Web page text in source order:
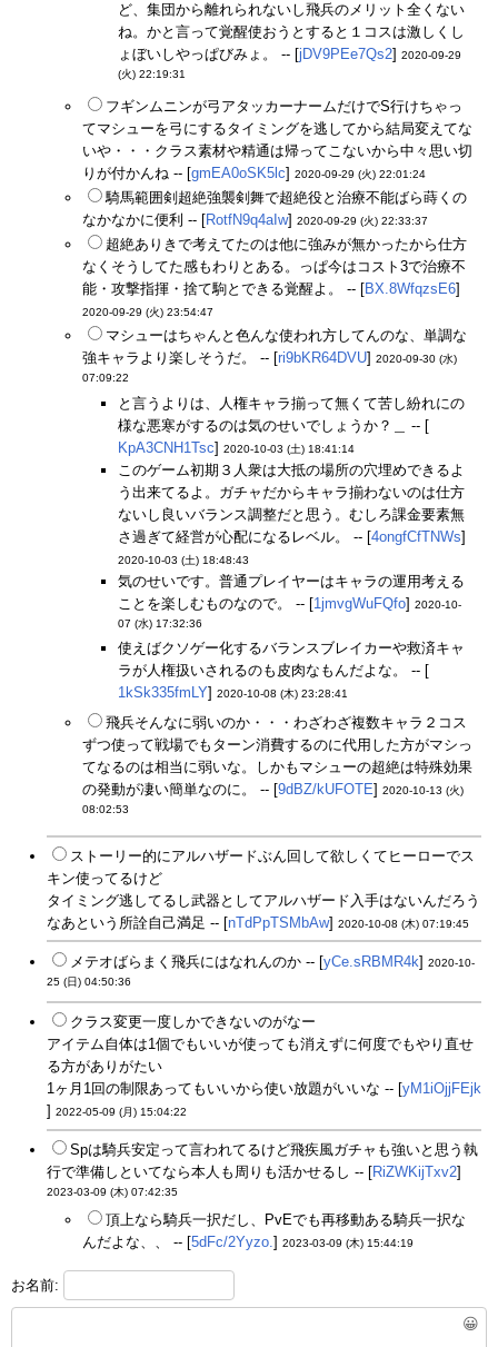
ど、集団から離れられないし飛兵のメリット全くない
ね。かと言って覚醒使おうとすると１コスは激しくし
ょぼいしやっぱびみょ。 -- [jDV9PEe7Qs2] 2020-09-29
(火) 22:19:31
フギンムニンが弓アタッカーナームだけでS行けちゃっ
てマシューを弓にするタイミングを逃してから結局変えてな
いや・・・クラス素材や精通は帰ってこないから中々思い切
りが付かんね -- [gmEA0oSK5lc] 2020-09-29 (火) 22:01:24
騎馬範囲剣超絶強襲剣舞で超絶役と治療不能ばら蒔くの
なかなかに便利 -- [RotfN9q4aIw] 2020-09-29 (火) 22:33:37
超絶ありきで考えてたのは他に強みが無かったから仕方
なくそうしてた感もわりとある。っぱ今はコスト3で治療不
能・攻撃指揮・捨て駒とできる覚醒よ。 -- [BX.8WfqzsE6]
2020-09-29 (火) 23:54:47
マシューはちゃんと色んな使われ方してんのな、単調な
強キャラより楽しそうだ。 -- [ri9bKR64DVU] 2020-09-30 (水)
07:09:22
と言うよりは、人権キャラ揃って無くて苦し紛れにの
様な悪寒がするのは気のせいでしょうか？＿ -- [
KpA3CNH1Tsc] 2020-10-03 (土) 18:41:14
このゲーム初期３人衆は大抵の場所の穴埋めできるよ
う出来てるよ。ガチャだからキャラ揃わないのは仕方
ないし良いバランス調整だと思う。むしろ課金要素無
さ過ぎて経営が心配になるレベル。 -- [4ongfCfTNWs]
2020-10-03 (土) 18:48:43
気のせいです。普通プレイヤーはキャラの運用考える
ことを楽しむものなので。 -- [1jmvgWuFQfo] 2020-10-
07 (水) 17:32:36
使えばクソゲー化するバランスブレイカーや救済キャ
ラが人権扱いされるのも皮肉なもんだよな。 -- [
1kSk335fmLY] 2020-10-08 (木) 23:28:41
飛兵そんなに弱いのか・・・わざわざ複数キャラ２コス
ずつ使って戦場でもターン消費するのに代用した方がマシっ
てなるのは相当に弱いな。しかもマシューの超絶は特殊効果
の発動が凄い簡単なのに。 -- [9dBZ/kUFOTE] 2020-10-13 (火)
08:02:53
ストーリー的にアルハザードぶん回して欲しくてヒーローでス
キン使ってるけど
タイミング逃してるし武器としてアルハザード入手はないんだろう
なあという所詮自己満足 -- [nTdPpTSMbAw] 2020-10-08 (木) 07:19:45
メテオばらまく飛兵にはなれんのか -- [yCe.sRBMR4k] 2020-10-
25 (日) 04:50:36
クラス変更一度しかできないのがなー
アイテム自体は1個でもいいが使っても消えずに何度でもやり直せ
る方がありがたい
1ヶ月1回の制限あってもいいから使い放題がいいな -- [yM1iOjjFEjk
] 2022-05-09 (月) 15:04:22
Spは騎兵安定って言われてるけど飛疾風ガチャも強いと思う執
行で準備しといてなら本人も周りも活かせるし -- [RiZWKijTxv2]
2023-03-09 (木) 07:42:35
頂上なら騎兵一択だし、PvEでも再移動ある騎兵一択な
んだよな、、 -- [5dFc/2Yyzo.] 2023-03-09 (木) 15:44:19
お名前:
😀